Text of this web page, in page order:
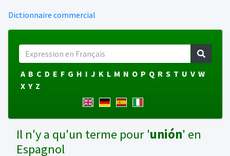
Dictionnaire commercial
A B C D E F G H I J K L M N O P Q R S T U V W
X Y Z
Il n'y a qu'un terme pour 'unión' en
Espagnol